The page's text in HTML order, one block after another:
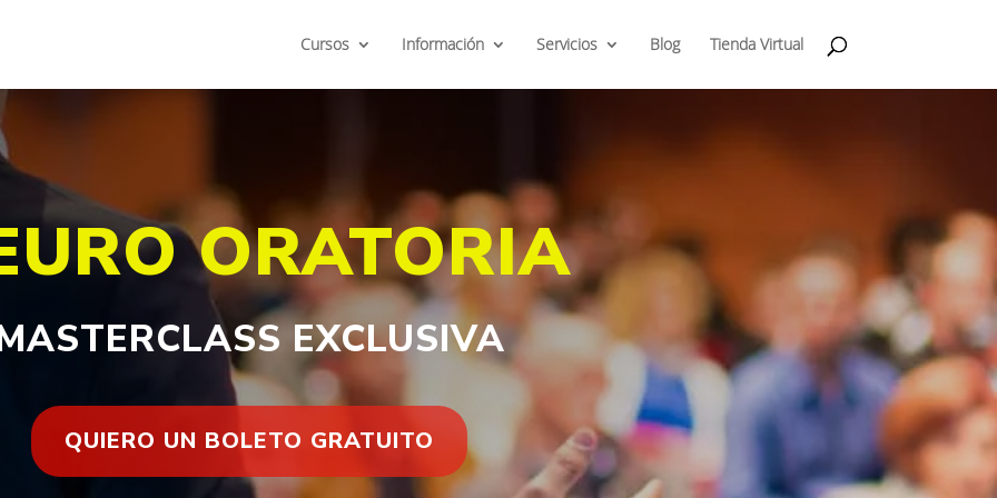
Cursos Información Servicios Blog Tienda Virtual
ORATORIA
EXCLUSIVA
QUIERO UN BOLETO GRATUITO